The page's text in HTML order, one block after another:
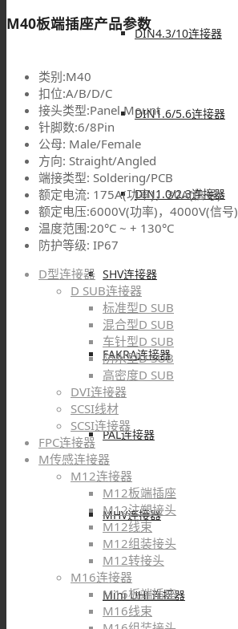
DIN4.3/10连接器
DIN1.6/5.6连接器
DIN1.0/2.3连接器
SHV连接器
FAKRA连接器
PAL连接器
MHV连接器
Mini UHF连接器
M40板端插座产品参数
类别:M40
扣位:A/B/D/C
接头类型:Panel Mount
针脚数:6/8Pin
公母: Male/Female
方向: Straight/Angled
端接类型: Soldering/PCB
额定电流: 175A(功率)，30A(信号)
额定电压:6000V(功率)，4000V(信号)
温度范围:20°C ~ + 130°C
防护等级: IP67
D型连接器
D SUB连接器
标准型D SUB
混合型D SUB
车针型D SUB
防水型D SUB
高密度D SUB
DVI连接器
SCSI线材
SCSI连接器
FPC连接器
M传感连接器
M12连接器
M12板端插座
M12注塑接头
M12线束
M12组装接头
M12转接头
M16连接器
M16板端插座
M16线束